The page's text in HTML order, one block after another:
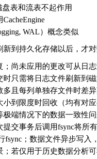
表和流表不起作用
WAL）概念类似
新到持久化存储以后，才
尚未应用的更改可从日
只需将日志文件刷新到
且每列单独存文件时差
到限度时回收（均有对应
端情况下的数据一致性
交事务后调用fsync将所
fsync；数据文件异步写入
若仅用于历史数据分析